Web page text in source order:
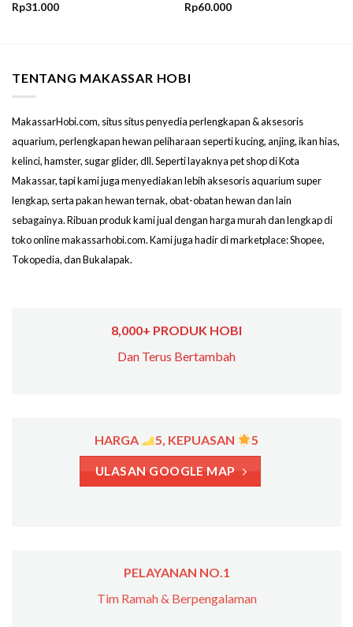
Rp31.000
Rp60.000
TENTANG MAKASSAR HOBI
MakassarHobi.com, situs situs penyedia perlengkapan & aksesoris
aquarium, perlengkapan hewan peliharaan seperti kucing, anjing, ikan hias,
kelinci, hamster, sugar glider, dll. Seperti layaknya pet shop di Kota
Makassar, tapi kami juga menyediakan lebih aksesoris aquarium super
lengkap, serta pakan hewan ternak, obat-obatan hewan dan lain
sebagainya. Ribuan produk kami jual dengan harga murah dan lengkap di
toko online makassarhobi.com. Kami juga hadir di marketplace: Shopee,
Tokopedia, dan Bukalapak.
8,000+ PRODUK HOBI
Dan Terus Bertambah
HARGA 5, KEPUASAN 5
ULASAN GOOGLE MAP
PELAYANAN NO.1
Tim Ramah & Berpengalaman